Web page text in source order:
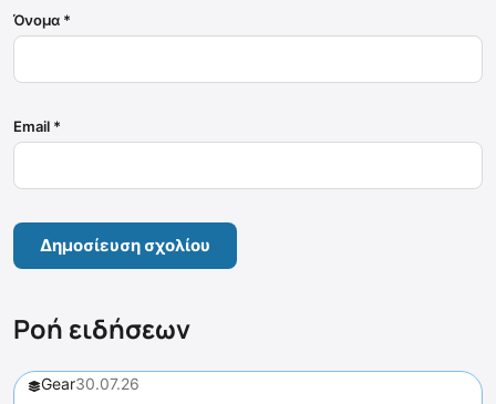
Όνομα *
Email *
Ροή ειδήσεων
Gear30.07.26